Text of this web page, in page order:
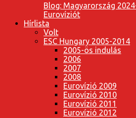
Blog: Magyarország
Eurovíziót
Hírlista
Volt
ESC Hungary 2005-2014
2005-ös indulás
2006
2007
2008
Eurovízió 2009
Eurovízió 2010
Eurovízió 2011
Eurovízió 2012